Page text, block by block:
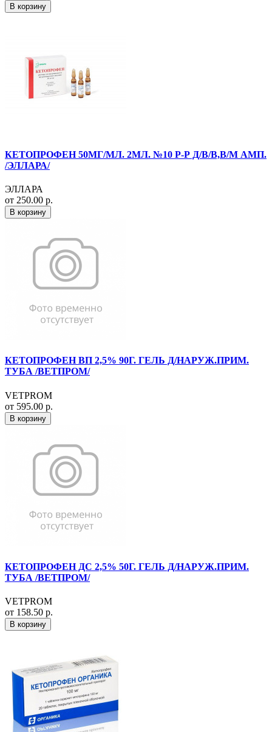
В корзину
КЕТОПРОФЕН 50МГ/МЛ. 2МЛ. №10 Р-Р Д/В/В,В/М АМП.
/ЭЛЛАРА/
ЭЛЛАРА
от 250.00 р.
В корзину
КЕТОПРОФЕН ВП 2,5% 90Г. ГЕЛЬ Д/НАРУЖ.ПРИМ.
ТУБА /ВЕТПРОМ/
VETPROM
от 595.00 р.
В корзину
КЕТОПРОФЕН ДС 2,5% 50Г. ГЕЛЬ Д/НАРУЖ.ПРИМ.
ТУБА /ВЕТПРОМ/
VETPROM
от 158.50 р.
В корзину